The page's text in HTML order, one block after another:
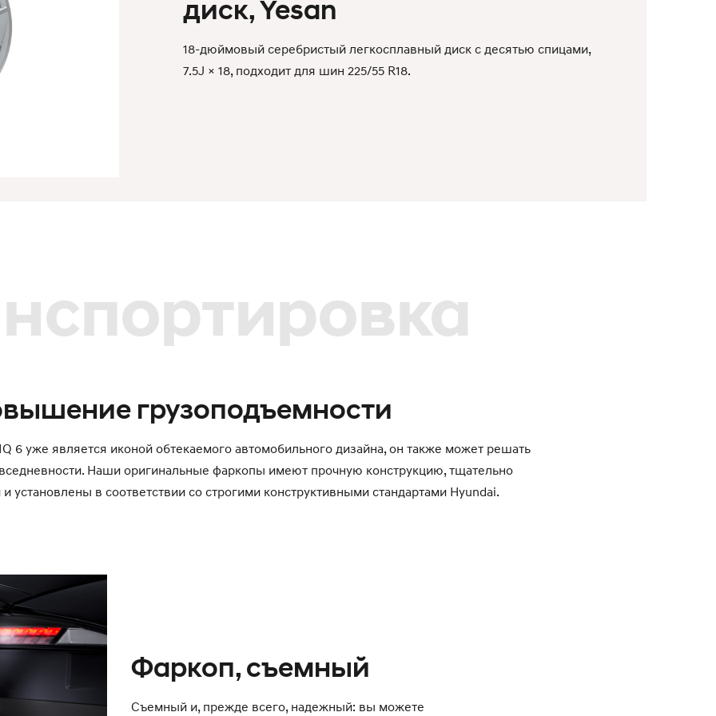
диск, Yesan
18-дюймовый серебристый легкосплавный диск с десятью спицами,
7.5J × 18, подходит для шин 225/55 R18.
грузоподъемности
6 уже является иконой обтекаемого автомобильного дизайна, он также может решать
Наши оригинальные фаркопы имеют прочную конструкцию, тщательно
в соответствии со строгими конструктивными стандартами Hyundai.
Фаркоп, съемный
Съемный и, прежде всего, надежный: вы можете